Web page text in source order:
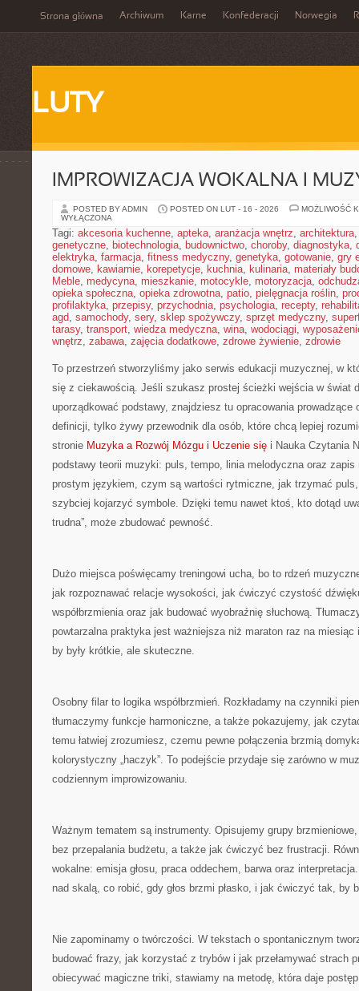
Strona główna Archiwum Karne Konfederacji Norwegia
LUTY
IMPROWIZACJA WOKALNA I
POSTED BY ADMIN POSTED ON LUT - 16 - 2026
MOŻLIWOŚĆ
WYŁĄCZONA
Tagi: akcesoria kuchenne, apteka, aranżacja wnętrz, architektura
genetyczne, biotechnologia, budownictwo, choroby, diagnostyka,
elektryka, farmacja, fitness medyczny, genetyka, gotowanie, gry
domowe, kawiarnie, korepetycje, kuchnia, kulinaria, materiały
Meble, medycyna, mieszkanie, motocykle, motoryzacja,
opieka społeczna, opieka zdrowotna, patio, pielęgnacja roślin,
profilaktyka, przepisy, przychodnia, psychologia, recepty,
agd, samochody, sery, sklep spożywczy, sprzęt medyczny,
tarasy, transport, wiedza medyczna, wina, wodociągi,
wnętrz, zabawa, zajęcia dodatkowe, zdrowe żywienie, zdrowie
To przestrzeń stworzyliśmy jako serwis edukacji muzycznej, w
się z ciekawością. Jeśli szukasz prostej ścieżki wejścia w świat
uporządkować podstawy, znajdziesz tu opracowania prowadzące
definicji, tylko żywy przewodnik dla osób, które chcą lepiej
stronie Muzyka a Rozwój Mózgu i Uczenie się i Nauka Czytania
podstawy teorii muzyki: puls, tempo, linia melodyczna oraz zapis
prostym językiem, czym są wartości rytmiczne, jak trzymać
szybciej kojarzyć symbole. Dzięki temu nawet ktoś, kto dotąd
trudna”, może zbudować pewność.
Dużo miejsca poświęcamy treningowi ucha, bo to rdzeń
jak rozpoznawać relacje wysokości, jak ćwiczyć czystość
współbrzmienia oraz jak budować wyobraźnię słuchową.
powtarzalna praktyka jest ważniejsza niż maraton raz na miesiąc
by były krótkie, ale skuteczne.
Osobny filar to logika współbrzmień. Rozkładamy na czynniki
tłumaczymy funkcje harmoniczne, a także pokazujemy, jak
temu łatwiej zrozumiesz, czemu pewne połączenia brzmią
kolorystyczny „haczyk”. To podejście przydaje się zarówno w
codziennym improwizowaniu.
Ważnym tematem są instrumenty. Opisujemy grupy
bez przepalania budżetu, a także jak ćwiczyć bez frustracji.
wokalne: emisja głosu, praca oddechem, barwa oraz
nad skalą, co robić, gdy głos brzmi płasko, i jak ćwiczyć tak, by
Nie zapominamy o twórczości. W tekstach o spontanicznym
budować frazy, jak korzystać z trybów i jak przełamywać strach
obiecywać magiczne triki, stawiamy na metodę, która daje